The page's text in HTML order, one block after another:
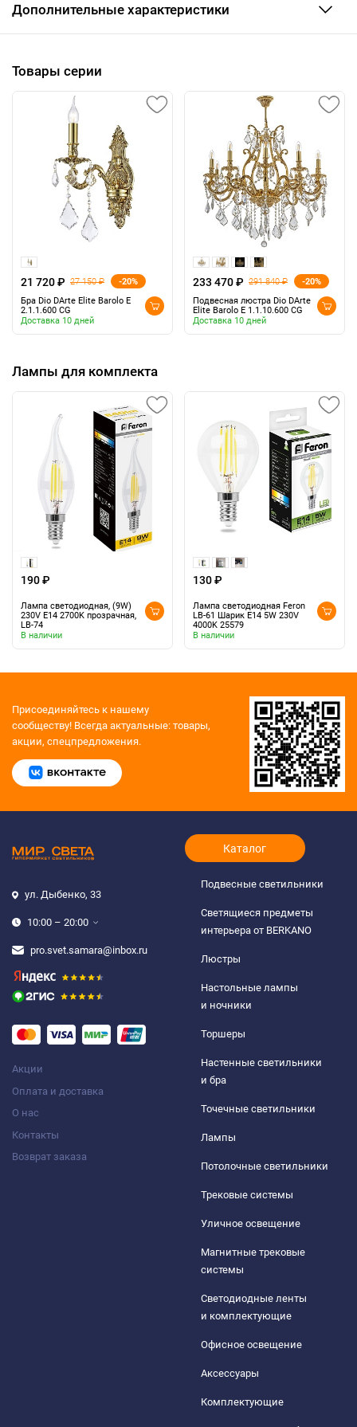
Дополнительные характеристики
Товары серии
21 720 ₽ 27 150 ₽
-20%
Бра Dio DArte Elite Barolo E
2.1.1.600 CG
Доставка 10 дней
233 470 ₽ 291 840 ₽
-20%
Подвесная люстра Dio DArte
Elite Barolo E 1.1.10.600 CG
Доставка 10 дней
Лампы для комплекта
190 ₽
Лампа светодиодная, (9W)
230V E14 2700K прозрачная,
LB-74
В наличии
130 ₽
Лампа светодиодная Feron
LB-61 Шарик E14 5W 230V
4000K 25579
В наличии
Присоединяйтесь к нашему
сообществу! Всегда актуальные: товары,
акции, спецпредложения.
ул. Дыбенко, 33
10:00 – 20:00
pro.svet.samara@inbox.ru
Акции
Оплата и доставка
О нас
Контакты
Возврат заказа
Каталог
Подвесные светильники
Светящиеся предметы
интерьера от BERKANO
Люстры
Настольные лампы
и ночники
Торшеры
Настенные светильники
и бра
Точечные светильники
Лампы
Потолочные светильники
Трековые системы
Уличное освещение
Магнитные трековые
системы
Светодиодные ленты
и комплектующие
Офисное освещение
Аксессуары
Комплектующие